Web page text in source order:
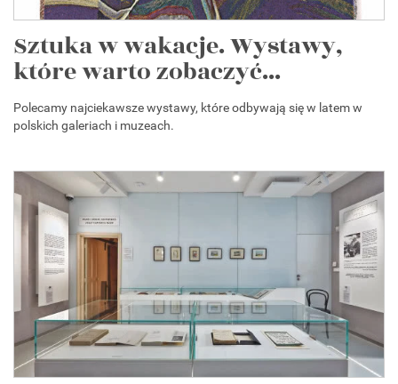
Sztuka w wakacje. Wystawy,
które warto zobaczyć...
Polecamy najciekawsze wystawy, które odbywają się w latem w
polskich galeriach i muzeach.